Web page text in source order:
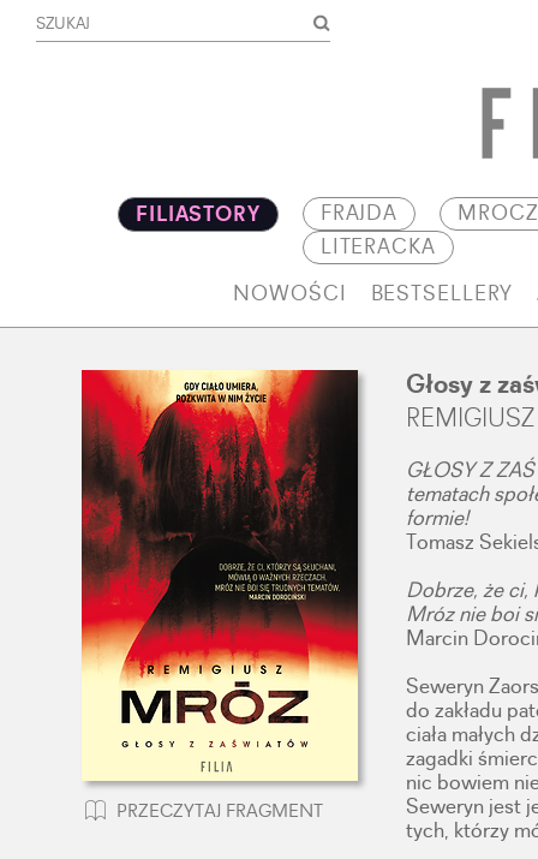
FILIASTORY FRAJDA
LITERACKA
NOWOŚCI BESTSELLERY
PRZECZYTAJ FRAGMENT
Głosy z
GŁOSY Z
tematach
formie!
Tomasz
Dobrze, że ci,
Mróz nie boi
Marcin
Seweryn
do zakładu
ciała małych
zagadki
nic bowiem
Seweryn jest
tych, którzy